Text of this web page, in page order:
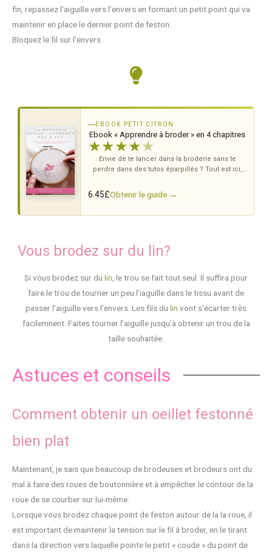
fin, repassez l’aiguille vers l’envers en formant un petit point qui va
maintenir en place le dernier point de feston.
Bloquez le fil sur l’envers.
EBOOK PETIT CITRON
Ebook « Apprendre à broder » en 4 chapitres
★★★★★
Envie de te lancer dans la broderie sans te
perdre dans des tutos éparpillés ? Tout est ici,
6.45£Obtenir le guide →
Vous brodez sur du lin?
Si vous brodez sur du lin , le trou se fait tout seul. Il suffira pour
faire le trou de tourner un peu l’iaguille dans le tissu avant de
passer l’aiguille vers l’envers. Les fils du lin vont s’écarter très
facilemnent. Faites tourner l’aiguille jusqu’à obtenir un trou de la
taille souhaitée.
Astuces et conseils
Comment obtenir un oeillet festonné
bien plat
Maintenant, je sais que beaucoup de brodeuses et brodeurs ont du
mal à faire des roues de boutonnière et à empêcher le contour de la
roue de se courber sur lui-même.
Lorsque vous brodez chaque point de feston autour de la la roue, il
est important de maintenir la tension sur le fil à broder, en le tirant
dans la direction vers laquelle pointe le petit « coude » du point de